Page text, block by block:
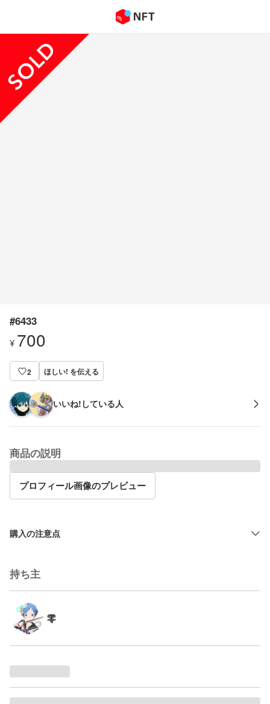
#6433
¥ 700
2 ほしい! を伝える
いいね!している人
商品の説明
プロフィール画像のプレビュー
購入の注意点
持ち主
零